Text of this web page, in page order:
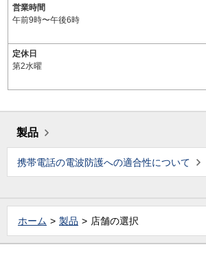
営業時間
午前9時〜午後6時
定休日
第2水曜
製品
携帯電話の電波防護への適合性について
ホーム 製品 店舗の選択